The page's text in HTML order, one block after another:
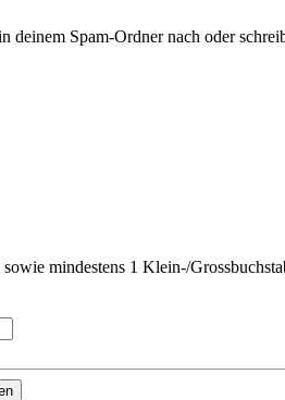
deinem Spam-Ordner nach oder
mindestens 1 Klein-/